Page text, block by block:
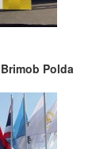
Polda